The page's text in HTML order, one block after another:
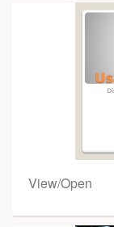
View/Open